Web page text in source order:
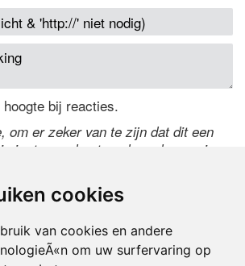
cookies
van cookies en andere
om uw surfervaring op
bij reacties.
om er zeker van te zijn dat dit een
is, typ onderstaande code over in